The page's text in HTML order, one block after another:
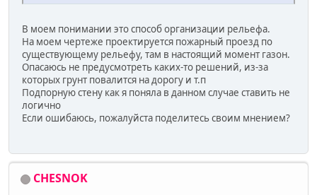
В моем понимании это способ организации рельефа.
На моем чертеже проектируется пожарный проезд по
существующему рельефу, там в настоящий момент газон.
Опасаюсь не предусмотреть каких-то решений, из-за
которых грунт повалится на дорогу и т.п
Подпорную стену как я поняла в данном случае ставить не
логично
Если ошибаюсь, пожалуйста поделитесь своим мнением?
CHESNOK